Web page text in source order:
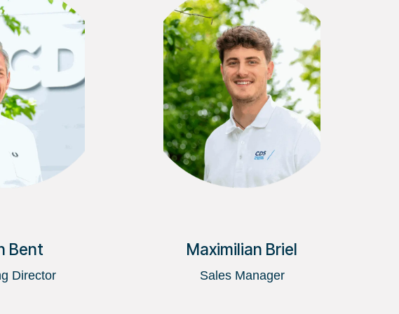
Bent
Director
Maximilian Briel
Sales Manager